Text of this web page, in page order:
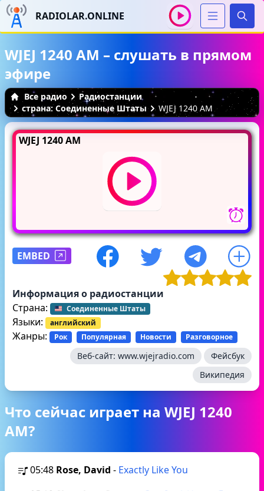
RADIOLAR.ONLINE
WJEJ 1240 AM – слушать в прямом
эфире
Все радио
Радиостанции
страна: Соединенные Штаты
WJEJ 1240 AM
WJEJ 1240 AM
EMBED
Информация о радиостанции
Страна:
Соединенные Штаты
Языки: английский
Жанры: Рок Популярная Новости Разговорное
Веб-сайт: www.wjejradio.com
Фейсбук
Википедия
Что сейчас играет на WJEJ 1240
AM?
05:48 Rose, David - Exactly Like You